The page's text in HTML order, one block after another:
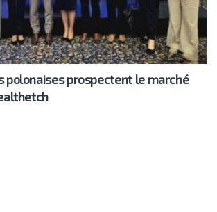
polonaises prospectent le marché